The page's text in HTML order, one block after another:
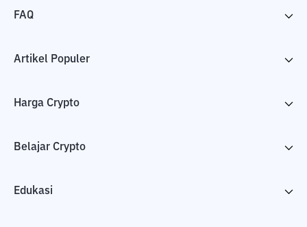
FAQ
Artikel Populer
Harga Crypto
Belajar Crypto
Edukasi